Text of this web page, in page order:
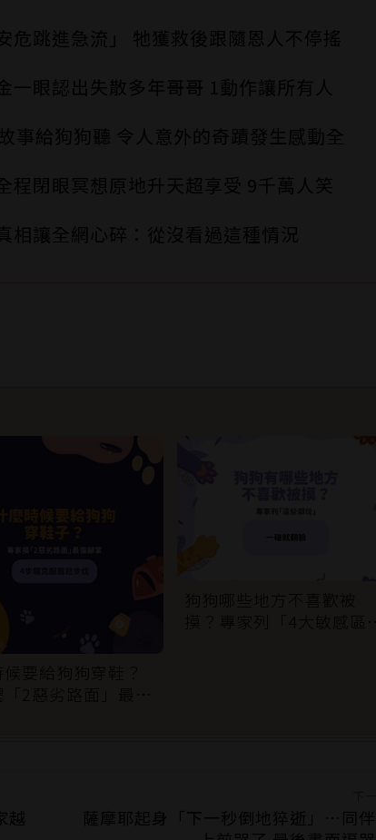
危跳進急流」 牠獲救後跟隨恩人不停搖
一眼認出失散多年哥哥 1動作讓所有人
事給狗狗聽 令人意外的奇蹟發生感動全
程閉眼冥想原地升天超享受 9千萬人笑
相讓全網心碎：從沒看過這種情況
候要給狗狗穿鞋？
「2惡劣路面」最傷
狗狗哪些地方不喜歡被
摸？專家列「4大敏感區
越
薩摩耶起身「下一秒倒地猝逝」…同